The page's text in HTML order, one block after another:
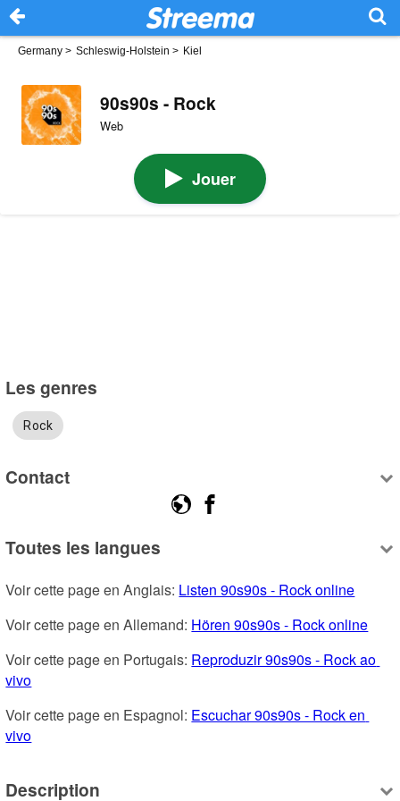
Germany > Schleswig-Holstein > Kiel
90s90s - Rock
Web
Jouer
Les genres
Rock
Contact
Toutes les langues
Voir cette page en Anglais: Listen 90s90s - Rock online
Voir cette page en Allemand: Hören 90s90s - Rock online
Voir cette page en Portugais: Reproduzir 90s90s - Rock ao
vivo
Voir cette page en Espagnol: Escuchar 90s90s - Rock en
vivo
Description